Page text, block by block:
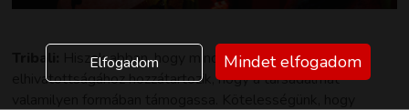
Hiszek abban, hogy minden művész
elhivatottságához hozzátartozik, hogy a társadalmat
Elfogadom Mindet elfogadom